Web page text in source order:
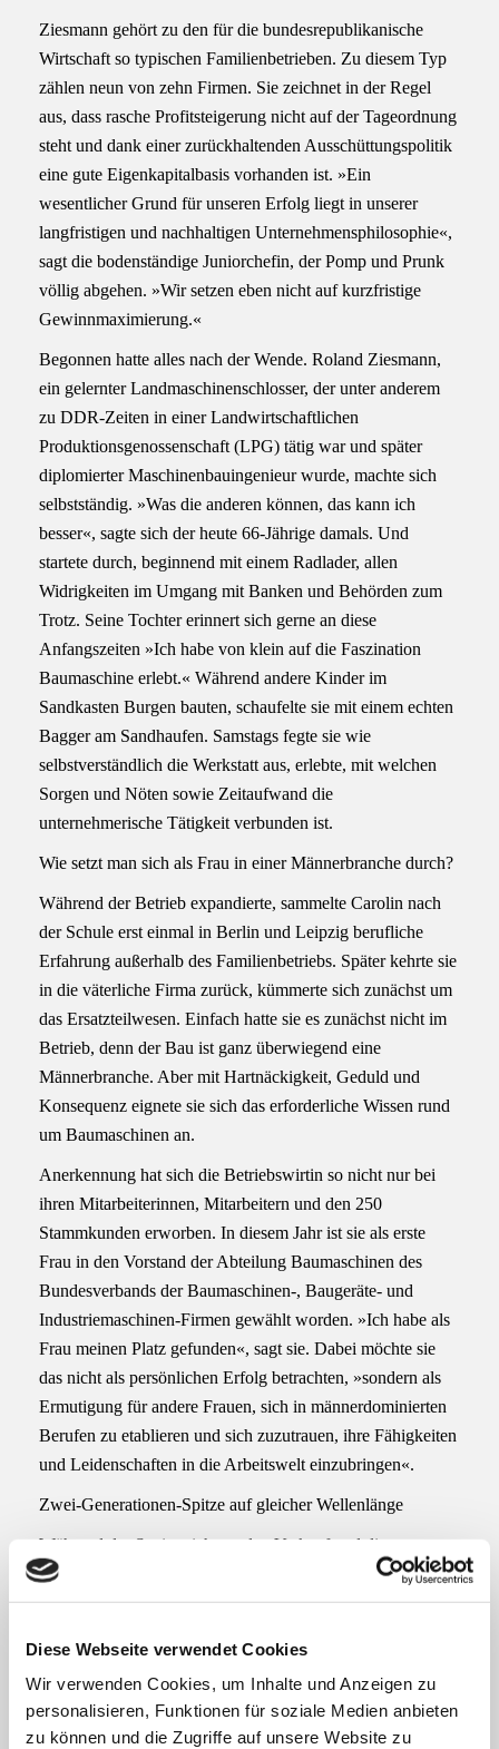
Diese Webseite verwendet Cookies
Wir verwenden Cookies, um Inhalte und Anzeigen zu
personalisieren, Funktionen für soziale Medien anbieten
zu können und die Zugriffe auf unsere Website zu
Ziesmann gehört zu den für die bundesrepublikanische
Wirtschaft so typischen Familienbetrieben. Zu diesem Typ
zählen neun von zehn Firmen. Sie zeichnet in der Regel
aus, dass rasche Profitsteigerung nicht auf der Tageordnung
steht und dank einer zurückhaltenden Ausschüttungspolitik
eine gute Eigenkapitalbasis vorhanden ist. »Ein
wesentlicher Grund für unseren Erfolg liegt in unserer
langfristigen und nachhaltigen Unternehmensphilosophie«,
sagt die bodenständige Juniorchefin, der Pomp und Prunk
völlig abgehen. »Wir setzen eben nicht auf kurzfristige
Gewinnmaximierung.«
Begonnen hatte alles nach der Wende. Roland Ziesmann,
ein gelernter Landmaschinenschlosser, der unter anderem
zu DDR-Zeiten in einer Landwirtschaftlichen
Produktionsgenossenschaft (LPG) tätig war und später
diplomierter Maschinenbauingenieur wurde, machte sich
selbstständig. »Was die anderen können, das kann ich
besser«, sagte sich der heute 66-Jährige damals. Und
startete durch, beginnend mit einem Radlader, allen
Widrigkeiten im Umgang mit Banken und Behörden zum
Trotz. Seine Tochter erinnert sich gerne an diese
Anfangszeiten »Ich habe von klein auf die Faszination
Baumaschine erlebt.« Während andere Kinder im
Sandkasten Burgen bauten, schaufelte sie mit einem echten
Bagger am Sandhaufen. Samstags fegte sie wie
selbstverständlich die Werkstatt aus, erlebte, mit welchen
Sorgen und Nöten sowie Zeitaufwand die
unternehmerische Tätigkeit verbunden ist.
Wie setzt man sich als Frau in einer Männerbranche durch?
Während der Betrieb expandierte, sammelte Carolin nach
der Schule erst einmal in Berlin und Leipzig berufliche
Erfahrung außerhalb des Familienbetriebs. Später kehrte sie
in die väterliche Firma zurück, kümmerte sich zunächst um
das Ersatzteilwesen. Einfach hatte sie es zunächst nicht im
Betrieb, denn der Bau ist ganz überwiegend eine
Männerbranche. Aber mit Hartnäckigkeit, Geduld und
Konsequenz eignete sie sich das erforderliche Wissen rund
um Baumaschinen an.
Anerkennung hat sich die Betriebswirtin so nicht nur bei
ihren Mitarbeiterinnen, Mitarbeitern und den 250
Stammkunden erworben. In diesem Jahr ist sie als erste
Frau in den Vorstand der Abteilung Baumaschinen des
Bundesverbands der Baumaschinen-, Baugeräte- und
Industriemaschinen-Firmen gewählt worden. »Ich habe als
Frau meinen Platz gefunden«, sagt sie. Dabei möchte sie
das nicht als persönlichen Erfolg betrachten, »sondern als
Ermutigung für andere Frauen, sich in männerdominierten
Berufen zu etablieren und sich zuzutrauen, ihre Fähigkeiten
und Leidenschaften in die Arbeitswelt einzubringen«.
Zwei-Generationen-Spitze auf gleicher Wellenlänge
Während der Senior sich um den Verkauf und die
technische Leitung kümmert, verantwortet Carolin die
strategische und personelle Entwicklung. Zugute kommt
Gesellschafterfunktion ausübt, dass sie auf einer
Wellenlänge liegt. »Wir kommen unglaublich gut
miteinander aus.« Sie ziehen an einem Strang, und dass in